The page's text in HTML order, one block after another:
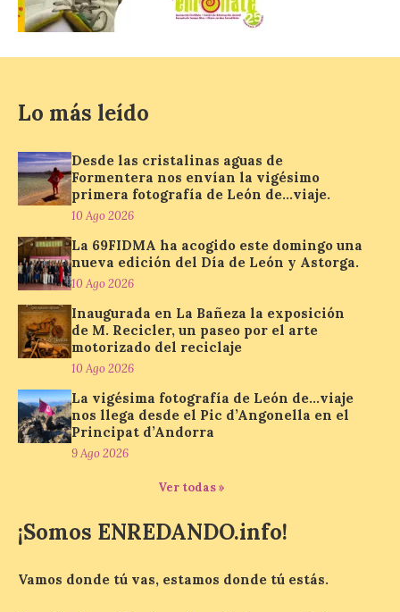
gran proyecto expositivo
que conecta la obra de
patrimonio industrial
albergará hasta el 10 de
enero de 2027 la muestra
‘Eduardo Chillida. Pensar
con las manos’, formada
por 125 piezas de una de las figuras
esenciales del arte contemporáneo.
Hierro, vacío y memoria industrial
marcan esta exposición […]
Protección Civil activa la
fase de Preemergencia en
Situación Operativa 1 del
Plan Estatal General de
Emergencias ante los
riesgos potenciales
asociados al eclipse
El dispositivo se refuerza
agosto, que atravesará
Lo más leído
Desde las cristalinas aguas de
Formentera nos envían la vigésimo
primera fotografía de León de…viaje.
10 Ago 2026
La 69FIDMA ha acogido este domingo una
nueva edición del Día de León y Astorga.
10 Ago 2026
Inaugurada en La Bañeza la exposición
de M. Recicler, un paseo por el arte
motorizado del reciclaje
10 Ago 2026
La vigésima fotografía de León de…viaje
nos llega desde el Pic d’Angonella en el
Principat d’Andorra
9 Ago 2026
Ver todas »
¡Somos ENREDANDO.info!
Vamos donde tú vas, estamos donde tú estás.